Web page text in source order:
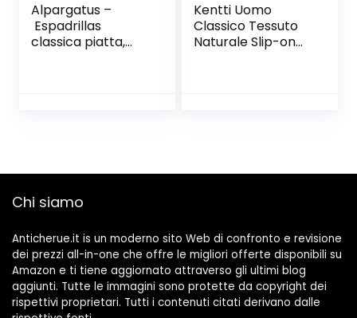
Alpargatus –
Espadrillas
classica piatta,
Kentti Uomo
Classico Tessuto
Naturale Slip-on
Chi siamo
Anticherue.it is un moderno sito Web di confronto e revisione
dei prezzi all-in-one che offre le migliori offerte disponibili su
Amazon e ti tiene aggiornato attraverso gli ultimi blog
aggiunti. Tutte le immagini sono protette da copyright dei
rispettivi proprietari. Tutti i contenuti citati derivano dalle